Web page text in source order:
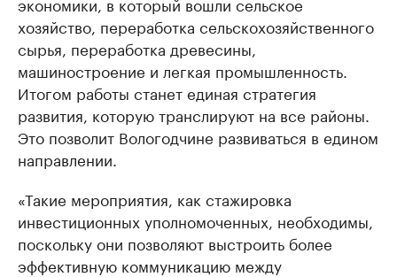
хозяйство, переработка сельскохозяйственного
сырья, переработка древесины,
машиностроение и легкая промышленность.
Итогом работы станет единая стратегия
развития, которую транслируют на все районы.
Это позволит Вологодчине развиваться в едином
направлении.
«Такие мероприятия, как стажировка
инвестиционных уполномоченных, необходимы,
поскольку они позволяют выстроить более
эффективную коммуникацию между